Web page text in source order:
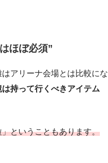
ほぼ必須”
アリーナ会場とは比較にな
は持って行くべきアイテム
ということもあります。